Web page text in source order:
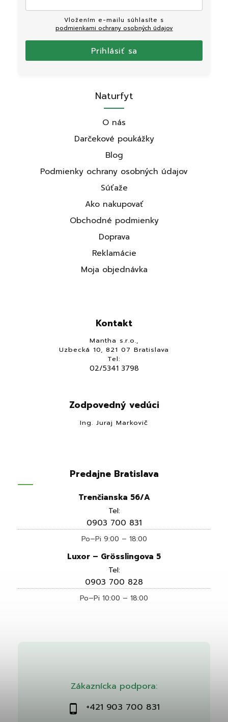
Zákaznícka podpora:
+421 903 700 831
podmienkami ochrany osobných údajov
Prihlásiť sa
Naturfyt
O nás
Darčekové poukážky
Blog
Podmienky ochrany osobných údajov
Súťaže
Ako nakupovať
Obchodné podmienky
Doprava
Reklamácie
Moja objednávka
Kontakt
Mantha s.r.o.,
Uzbecká 10, 821 07 Bratislava
Tel:
02/5341 3798
Zodpovedný vedúci
Ing. Juraj Markovič
Predajne Bratislava
Trenčianska 56/A
Tel:
0903 700 831
Po–Pi 9:00 – 18:00
Luxor – Grösslingova 5
Tel:
0903 700 828
Po–Pi 10:00 – 18:00